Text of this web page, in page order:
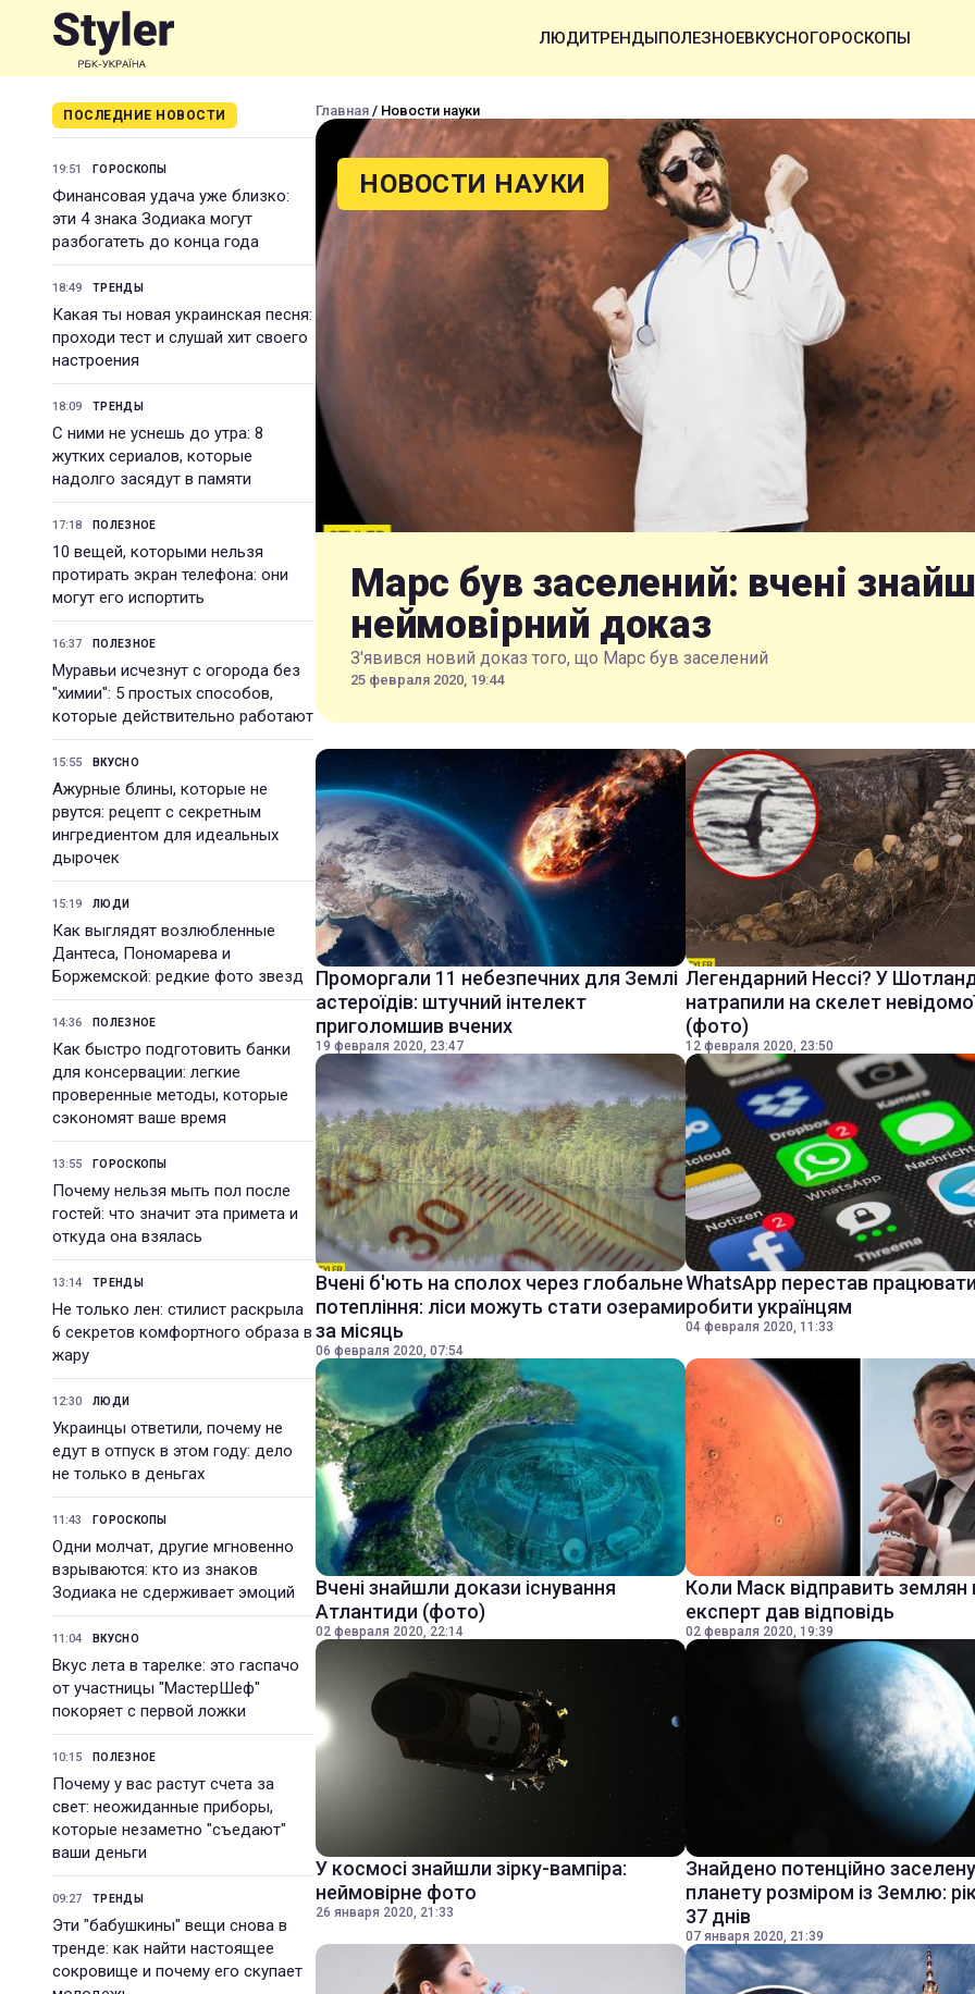
ЛЮДИТРЕНДЫПОЛЕЗНОЕВКУСНОГОРОСКОПЫ
ПОСЛЕДНИЕ НОВОСТИ
19:51 ГОРОСКОПЫ
Финансовая удача уже близко:
эти 4 знака Зодиака могут
разбогатеть до конца года
18:49 ТРЕНДЫ
Какая ты новая украинская песня:
проходи тест и слушай хит своего
настроения
18:09 ТРЕНДЫ
С ними не уснешь до утра: 8
жутких сериалов, которые
надолго засядут в памяти
17:18 ПОЛЕЗНОЕ
10 вещей, которыми нельзя
протирать экран телефона: они
могут его испортить
16:37 ПОЛЕЗНОЕ
Муравьи исчезнут с огорода без
"химии": 5 простых способов,
которые действительно работают
15:55 ВКУСНО
Ажурные блины, которые не
рвутся: рецепт с секретным
ингредиентом для идеальных
дырочек
15:19 ЛЮДИ
Как выглядят возлюбленные
Дантеса, Пономарева и
Боржемской: редкие фото звезд
14:36 ПОЛЕЗНОЕ
Как быстро подготовить банки
для консервации: легкие
проверенные методы, которые
сэкономят ваше время
13:55 ГОРОСКОПЫ
Почему нельзя мыть пол после
гостей: что значит эта примета и
откуда она взялась
13:14 ТРЕНДЫ
Не только лен: стилист раскрыла
6 секретов комфортного образа в
жару
12:30 ЛЮДИ
Украинцы ответили, почему не
едут в отпуск в этом году: дело
не только в деньгах
11:43 ГОРОСКОПЫ
Одни молчат, другие мгновенно
взрываются: кто из знаков
Зодиака не сдерживает эмоций
11:04 ВКУСНО
Вкус лета в тарелке: это гаспачо
от участницы "МастерШеф"
покоряет с первой ложки
10:15 ПОЛЕЗНОЕ
Почему у вас растут счета за
свет: неожиданные приборы,
которые незаметно "съедают"
ваши деньги
09:27 ТРЕНДЫ
Эти "бабушкины" вещи снова в
тренде: как найти настоящее
сокровище и почему его скупает
Главная / Новости науки
НОВОСТИ НАУКИ
Марс був заселений: вчені
неймовірний доказ
З'явився новий доказ того, що Марс був заселений
25 февраля 2020, 19:44
Проморгали 11 небезпечних для Землі
астероїдів: штучний інтелект
приголомшив вчених
19 февраля 2020, 23:47
Легендарний Нессі? У
натрапили на скелет
(фото)
12 февраля 2020, 23:50
Вчені б'ють на сполох через глобальне
потепління: ліси можуть стати озерами
за місяць
06 февраля 2020, 07:54
WhatsApp перестав
робити українцям
04 февраля 2020, 11:33
Вчені знайшли докази існування
Атлантиди (фото)
02 февраля 2020, 22:14
Коли Маск відправить землян
експерт дав відповідь
02 февраля 2020, 19:39
У космосі знайшли зірку-вампіра:
неймовірне фото
26 января 2020, 21:33
Знайдено потенційно заселену
планету розміром із Землю:
37 днів
07 января 2020, 21:39